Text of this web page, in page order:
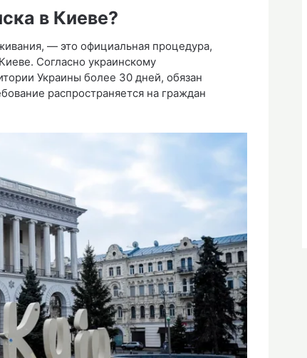
в Киеве?
— это официальная процедура,
Согласно украинскому
Украины более 30 дней, обязан
распространяется на граждан